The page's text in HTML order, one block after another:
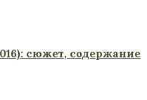
сюжет, содержание